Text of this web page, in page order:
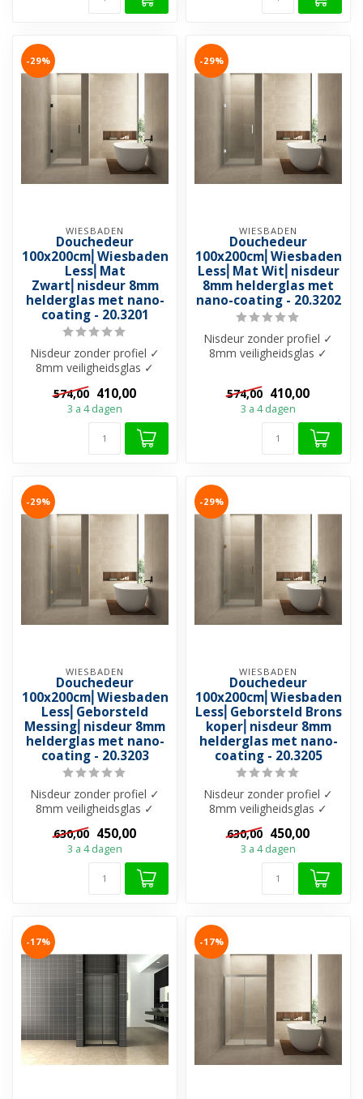
-29%
WIESBADEN
Douchedeur
100x200cm⎢Wiesbaden
Less⎢Mat
Zwart⎢nisdeur 8mm
helderglas met nano-
coating - 20.3201
Nisdeur zonder profiel ✓
8mm veiligheidsglas ✓
Helderglas met Nano-
Coating ✓ Muu...
574,00 410,00
3 a 4 dagen
-29%
WIESBADEN
Douchedeur
100x200cm⎢Wiesbaden
Less⎢Mat Wit⎢nisdeur
8mm helderglas met
nano-coating - 20.3202
Nisdeur zonder profiel ✓
8mm veiligheidsglas ✓
Coating ✓ Muu...
574,00 410,00
3 a 4 dagen
-29%
WIESBADEN
Douchedeur
100x200cm⎢Wiesbaden
Less⎢Geborsteld
Messing⎢nisdeur 8mm
helderglas met nano-
coating - 20.3203
Nisdeur zonder profiel ✓
8mm veiligheidsglas ✓
Coating ✓ Muu...
630,00 450,00
3 a 4 dagen
-29%
WIESBADEN
Douchedeur
100x200cm⎢Wiesbaden
Less⎢Geborsteld Brons
koper⎢nisdeur 8mm
helderglas met nano-
coating - 20.3205
Nisdeur zonder profiel ✓
8mm veiligheidsglas ✓
Coating ✓ Muu...
630,00 450,00
3 a 4 dagen
-17% -17%